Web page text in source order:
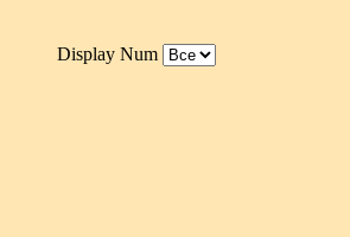
Display Num